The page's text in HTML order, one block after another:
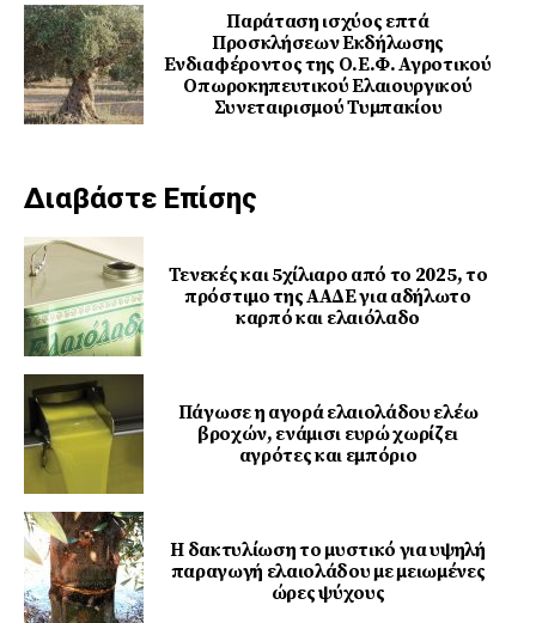
Παράταση ισχύος επτά
Προσκλήσεων Εκδήλωσης
Ενδιαφέροντος της Ο.Ε.Φ. Αγροτικού
Οπωροκηπευτικού Ελαιουργικού
Συνεταιρισμού Τυμπακίου
Διαβάστε Επίσης
Τενεκές και 5χίλιαρο από το 2025, το
πρόστιμο της ΑΑΔΕ για αδήλωτο
καρπό και ελαιόλαδο
Πάγωσε η αγορά ελαιολάδου ελέω
βροχών, ενάμισι ευρώ χωρίζει
αγρότες και εμπόριο
Η δακτυλίωση το μυστικό για υψηλή
παραγωγή ελαιολάδου με μειωμένες
ώρες ψύχους